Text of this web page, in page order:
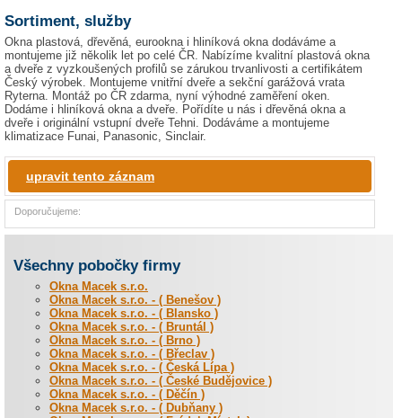
Sortiment, služby
Okna plastová, dřevěná, eurookna i hliníková okna dodáváme a
montujeme již několik let po celé ČR. Nabízíme kvalitní plastová okna
a dveře z vyzkoušených profilů se zárukou trvanlivosti a certifikátem
Český výrobek. Montujeme vnitřní dveře a sekční garážová vrata
Ryterna. Montáž po ČR zdarma, nyní výhodné zaměření oken.
Dodáme i hliníková okna a dveře. Pořídíte u nás i dřevěná okna a
dveře i originální vstupní dveře Tehni. Dodáváme a montujeme
klimatizace Funai, Panasonic, Sinclair.
upravit tento záznam
Doporučujeme:
Všechny pobočky firmy
Okna Macek s.r.o.
Okna Macek s.r.o. - ( Benešov )
Okna Macek s.r.o. - ( Blansko )
Okna Macek s.r.o. - ( Bruntál )
Okna Macek s.r.o. - ( Brno )
Okna Macek s.r.o. - ( Břeclav )
Okna Macek s.r.o. - ( Česká Lípa )
Okna Macek s.r.o. - ( České Budějovice )
Okna Macek s.r.o. - ( Děčín )
Okna Macek s.r.o. - ( Dubňany )